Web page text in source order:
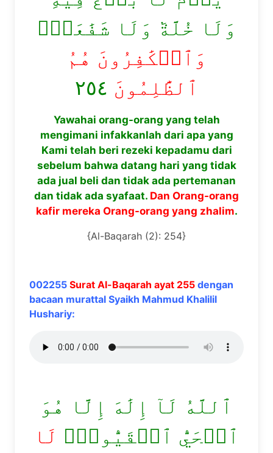
وَلَا خُلَّةٞ وَلَا شَفَٰعَةٞۗ
وَٱلۡكَٰفِرُونَ هُمُ
ٱلظَّٰلِمُونَ ٢٥٤
Yawahai orang-orang yang telah
mengimani infakkanlah dari apa yang
Kami telah beri rezeki kepadamu dari
sebelum bahwa datang hari yang tidak
ada jual beli dan tidak ada pertemanan
dan tidak ada syafaat. Dan Orang-orang
kafir mereka Orang-orang yang zhalim.
{Al-Baqarah (2): 254}
002255 Surat Al-Baqarah ayat 255 dengan
bacaan murattal Syaikh Mahmud Khalilil
Hushariy:
ٱللَّهُ لَآ إِلَٰهَ إِلَّا هُوَ
ٱلۡحَيُّ ٱلۡقَيُّومُۚ لَا